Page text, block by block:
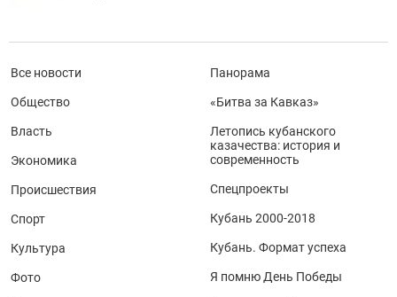
Все новости
Общество
Власть
Экономика
Происшествия
Спорт
Культура
Фото
Панорама
«Битва за Кавказ»
Летопись кубанского
казачества: история и
современность
Спецпроекты
Кубань 2000-2018
Кубань. Формат успеха
Я помню День Победы